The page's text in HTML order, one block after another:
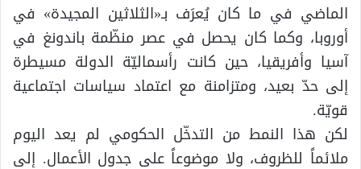
الماضي في ما كان يُعرَف بـ«الثلاثين المجيدة» في
أوروبا، وكما كان يحصل في عصر منظّمة باندونغ في
آسيا وأفريقيا، حين كانت رأسماليّة الدولة مسيطرة
إلى حدّ بعيد، ومتزامنة مع اعتماد سياسات اجتماعية
قويّة.
لكن هذا النمط من التدخّل الحكومي لم يعد اليوم
ملائماً للظروف، ولا موضوعاً على جدول الأعمال. إلى